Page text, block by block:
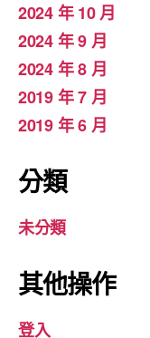
2024 年 10 月
2024 年 9 月
2024 年 8 月
2019 年 7 月
2019 年 6 月
分類
未分類
其他操作
登入